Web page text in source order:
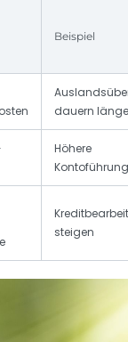
Beispiel
dauern
Höhere
steigen